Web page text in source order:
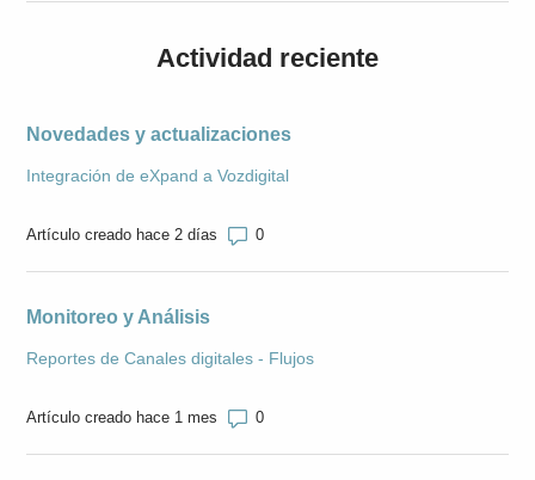
Actividad reciente
Novedades y actualizaciones
Integración de eXpand a Vozdigital
Artículo creado hace 2 días Número de comentarios: 0
Monitoreo y Análisis
Reportes de Canales digitales - Flujos
Artículo creado hace 1 mes Número de comentarios: 0